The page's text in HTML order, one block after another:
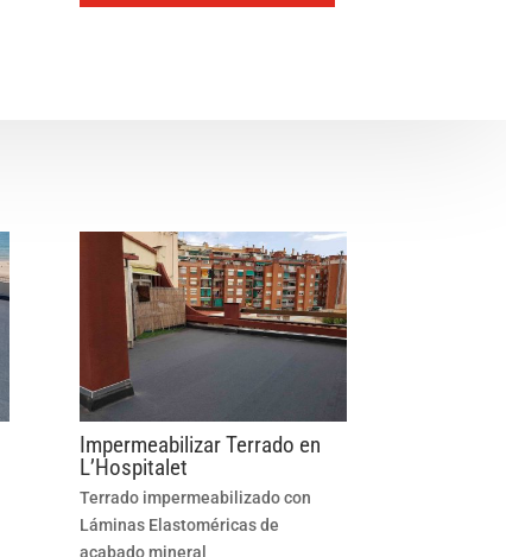
Impermeabilizar Terrado en
L’Hospitalet
Terrado impermeabilizado con
Láminas Elastoméricas de
acabado mineral